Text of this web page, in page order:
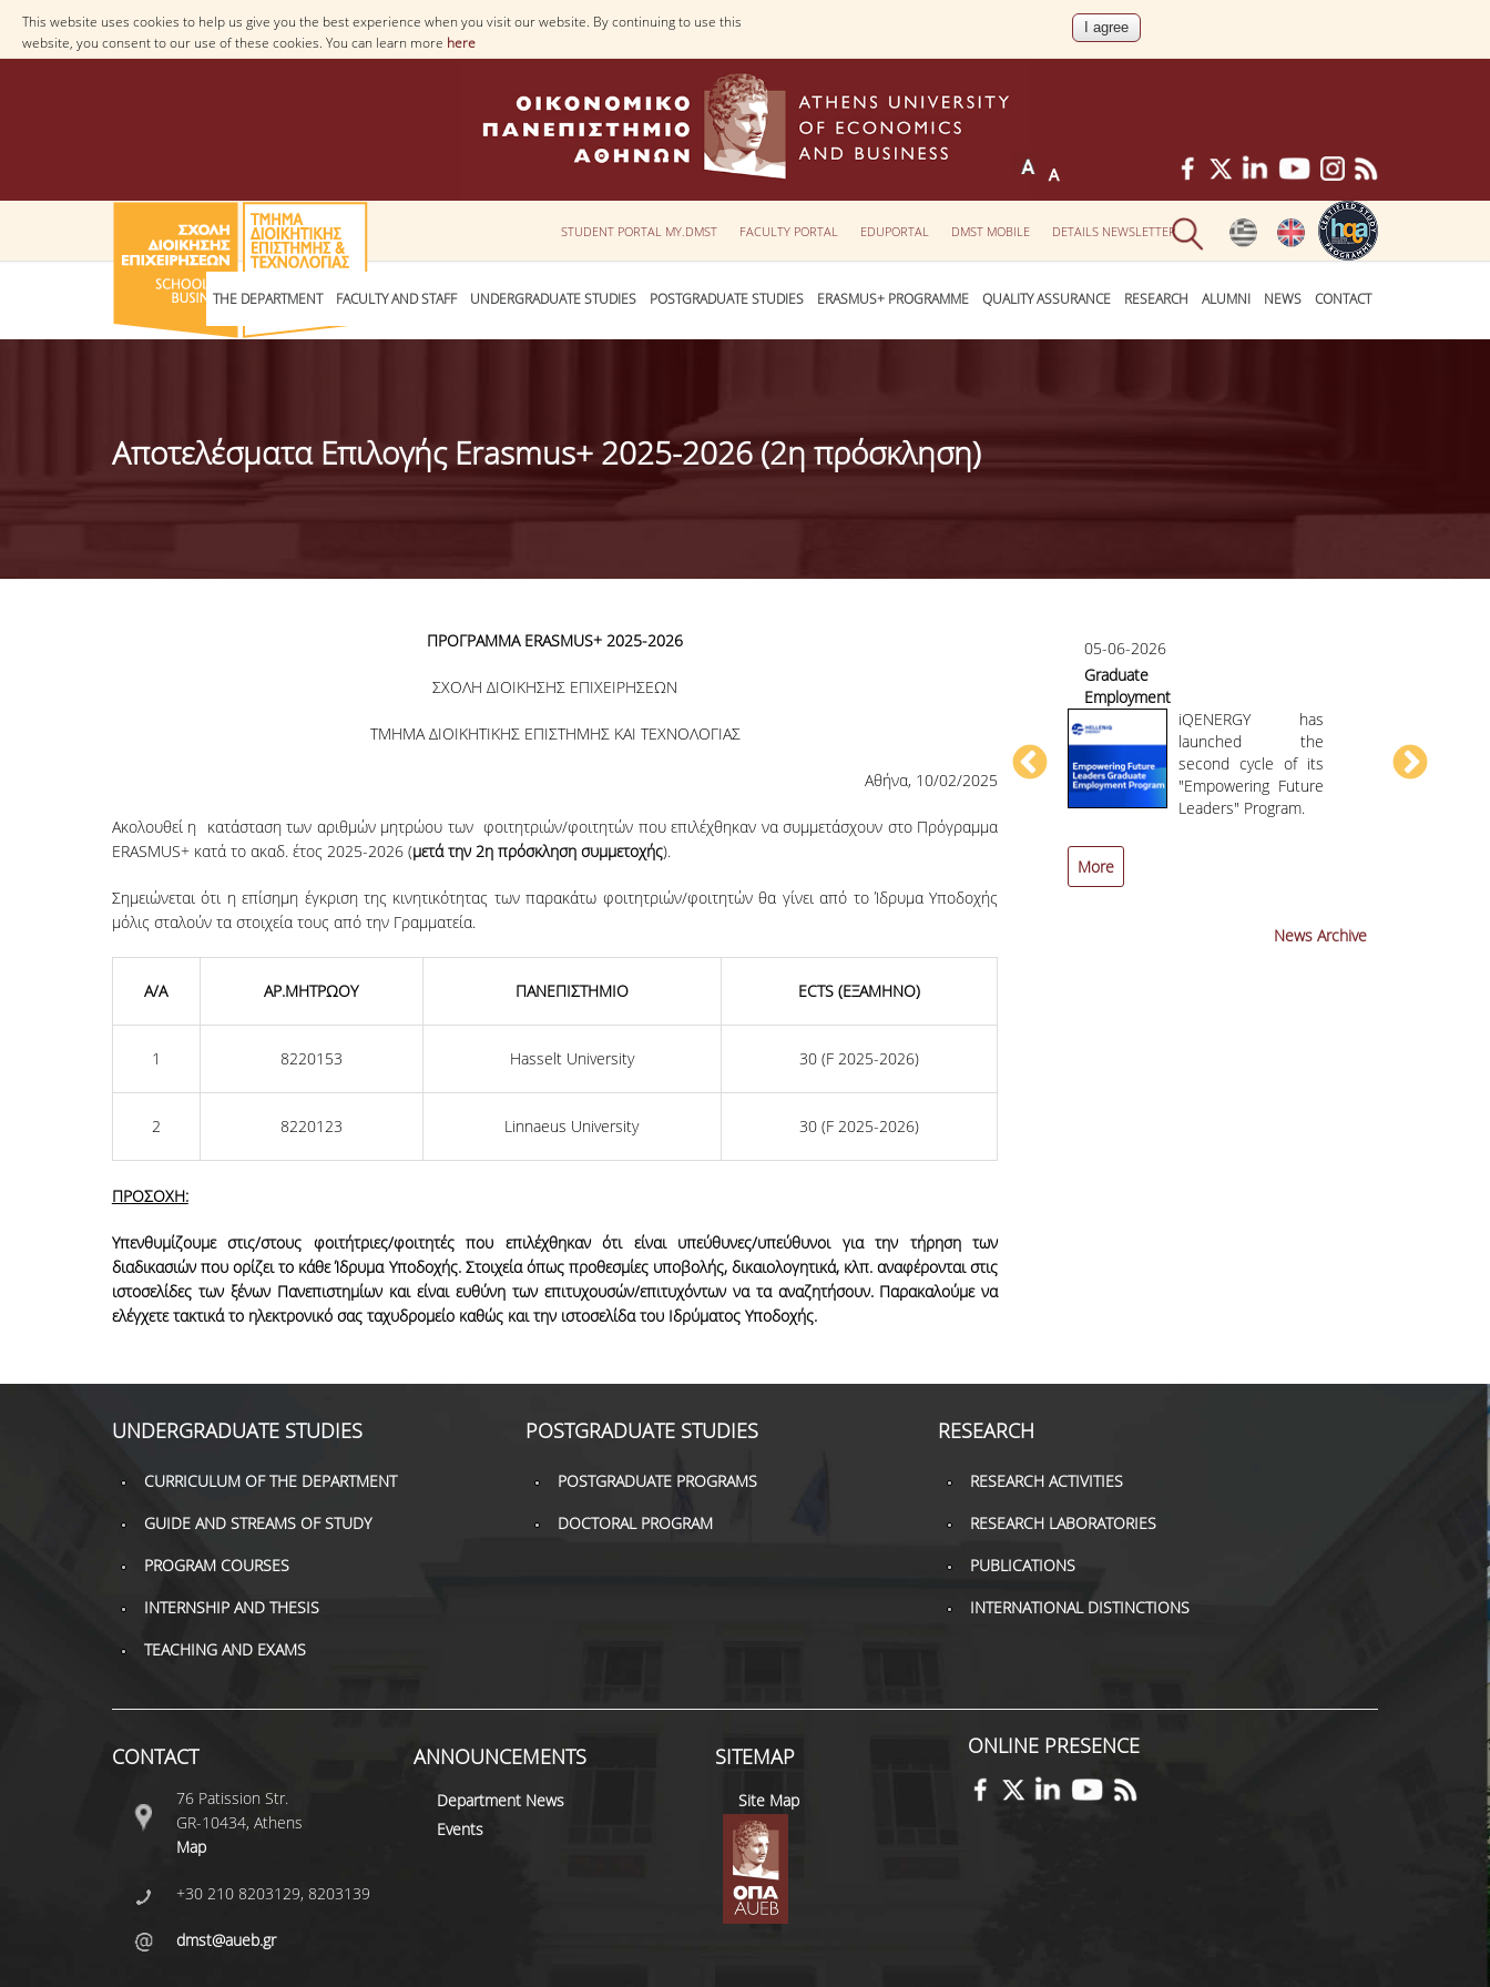
This website uses cookies to help us give you the best experience when you visit our website. By continuing to use this
website, you consent to our use of these cookies. You can learn more here
STUDENT PORTAL MY.DMST FACULTY PORTAL EDUPORTAL DMST MOBILE DETAILS NEWSLETTER
THE DEPARTMENT FACULTY AND STAFF UNDERGRADUATE STUDIES POSTGRADUATE STUDIES ERASMUS+ PROGRAMME QUALITY ASSURANCE RESEARCH ALUMNI NEWS CONTACT
Αποτελέσματα Επιλογής Erasmus+ 2025-2026 (2η πρόσκληση)
ΠΡΟΓΡΑΜΜΑ ERASMUS+ 2025-2026
ΣΧΟΛΗ ΔΙΟΙΚΗΣΗΣ ΕΠΙΧΕΙΡΗΣΕΩΝ
ΤΜΗΜΑ ΔΙΟΙΚΗΤΙΚΗΣ ΕΠΙΣΤΗΜΗΣ ΚΑΙ ΤΕΧΝΟΛΟΓΙΑΣ
Αθήνα, 10/02/2025
Ακολουθεί η κατάσταση των αριθμών μητρώου των φοιτητριών/φοιτητών που επιλέχθηκαν να συμμετάσχουν στο Πρόγραμμα
ERASMUS+ κατά το ακαδ. έτος 2025-2026 (μετά την 2ηπρόσκληση συμμετοχής).
Σημειώνεται ότι η επίσημη έγκριση της κινητικότητας των παρακάτω φοιτητριών/φοιτητών θα γίνει από το Ίδρυμα Υποδοχής
μόλις σταλούν τα στοιχεία τους από την Γραμματεία.
Α/Α ΑΡ.ΜΗΤΡΩΟΥ ΠΑΝΕΠΙΣΤΗΜΙΟ ECTS (ΕΞΑΜΗΝΟ)
1 8220153 Hasselt University 30 (F 2025-2026)
2 8220123 Linnaeus University 30 (F 2025-2026)
ΠΡΟΣΟΧΗ:
Υπενθυμίζουμε στις/στους φοιτήτριες/φοιτητές που επιλέχθηκαν ότι είναι υπεύθυνες/υπεύθυνοι για την τήρηση των
διαδικασιών που ορίζει το κάθε Ίδρυμα Υποδοχής. Στοιχεία όπως προθεσμίες υποβολής, δικαιολογητικά, κλπ. αναφέρονται στις
ιστοσελίδες των ξένων Πανεπιστημίων και είναι ευθύνη των επιτυχουσών/επιτυχόντων να τα αναζητήσουν. Παρακαλούμε να
ελέγχετε τακτικά το ηλεκτρονικό σας ταχυδρομείο καθώς και την ιστοσελίδα του Ιδρύματος Υποδοχής.
Development GenAI
to Open Conf.
05-06-2026
Graduate
Employment
Program HELLENiQ
ENERGY
iQENERGY has
launched the
second cycle of its
"Empowering Future
Leaders" Program.
More
News Archive
UNDERGRADUATE STUDIES
CURRICULUM OF THE DEPARTMENT
GUIDE AND STREAMS OF STUDY
PROGRAM COURSES
INTERNSHIP AND THESIS
TEACHING AND EXAMS
POSTGRADUATE STUDIES
POSTGRADUATE PROGRAMS
DOCTORAL PROGRAM
RESEARCH
RESEARCH ACTIVITIES
RESEARCH LABORATORIES
PUBLICATIONS
INTERNATIONAL DISTINCTIONS
CONTACT
76 Patission Str.
GR-10434, Athens
Map
+30 210 8203129, 8203139
dmst@aueb.gr
ANNOUNCEMENTS
Department News
Events
SITEMAP
Site Map
ONLINE PRESENCE